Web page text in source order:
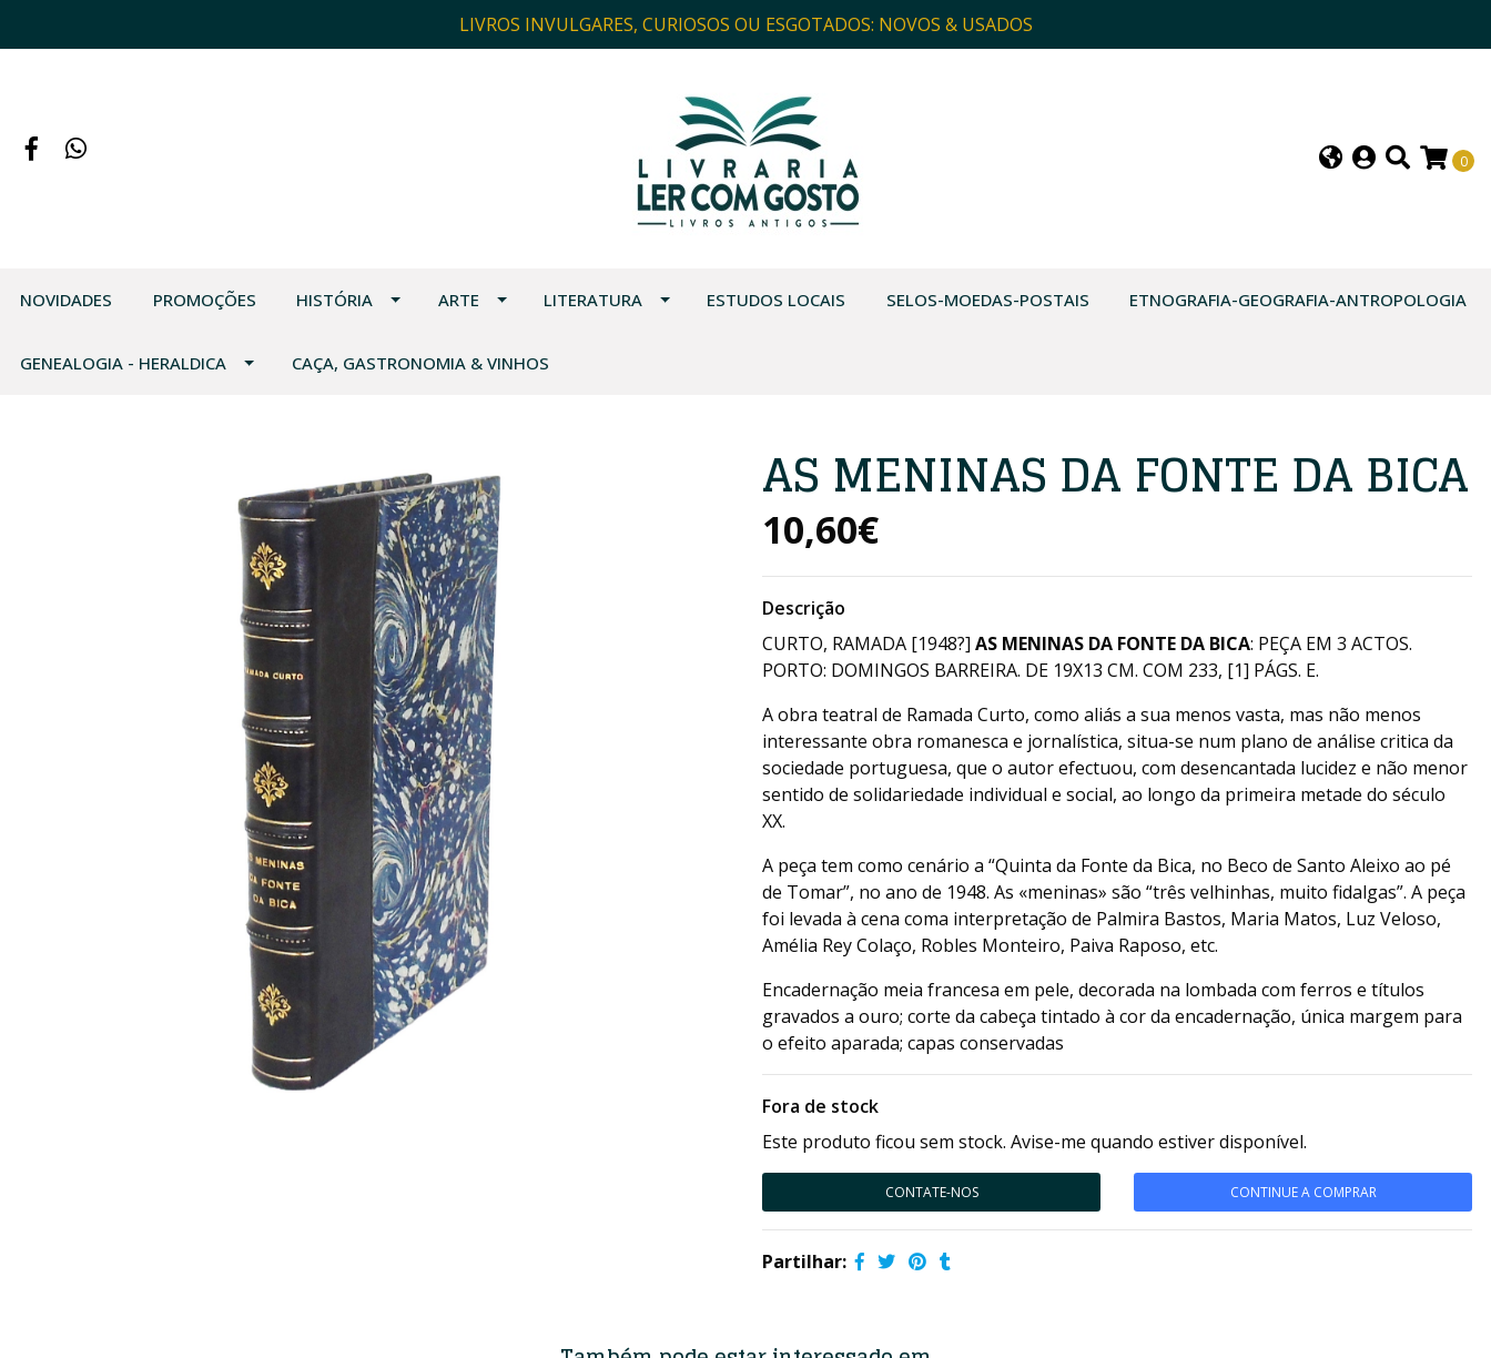
LIVROS INVULGARES, CURIOSOS OU ESGOTADOS: NOVOS & USADOS
0
NOVIDADES PROMOÇÕES HISTÓRIA ARTE LITERATURA ESTUDOS LOCAIS SELOS-MOEDAS-POSTAIS ETNOGRAFIA-GEOGRAFIA-ANTROPOLOGIA
GENEALOGIA - HERALDICA CAÇA, GASTRONOMIA & VINHOS
AS MENINAS DA FONTE DA BICA
10,60€
Descrição
CURTO, RAMADA [1948?] AS MENINAS DA FONTE DA BICA: PEÇA EM 3 ACTOS.
PORTO: DOMINGOS BARREIRA. DE 19X13 CM. COM 233, [1] PÁGS. E.
A obra teatral de Ramada Curto, como aliás a sua menos vasta, mas não menos
interessante obra romanesca e jornalística, situa-se num plano de análise critica da
sociedade portuguesa, que o autor efectuou, com desencantada lucidez e não menor
sentido de solidariedade individual e social, ao longo da primeira metade do século
XX.
A peça tem como cenário a “Quinta da Fonte da Bica, no Beco de Santo Aleixo ao pé
de Tomar”, no ano de 1948. As «meninas» são “três velhinhas, muito fidalgas”. A peça
foi levada à cena coma interpretação de Palmira Bastos, Maria Matos, Luz Veloso,
Amélia Rey Colaço, Robles Monteiro, Paiva Raposo, etc.
Encadernação meia francesa em pele, decorada na lombada com ferros e títulos
gravados a ouro; corte da cabeça tintado à cor da encadernação, única margem para
o efeito aparada; capas conservadas
Fora de stock
Este produto ficou sem stock. Avise-me quando estiver disponível.
CONTATE-NOS CONTINUE A COMPRAR
Partilhar: